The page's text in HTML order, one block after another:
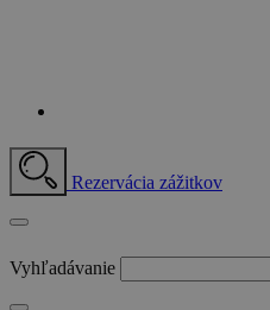
Rezervácia zážitkov
Vyhľadávanie